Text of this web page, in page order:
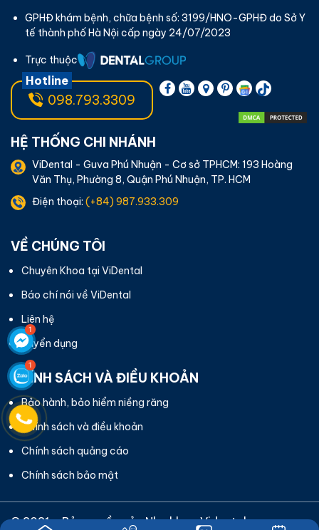
GPHĐ khám bệnh, chữa bệnh số: 3199/HNO-GPHĐ do Sở Y
tế thành phố Hà Nội cấp ngày 24/07/2023
Trực thuộc
Hotline
098.793.3309
HỆ THỐNG CHI NHÁNH
ViDental - Guva Phú Nhuận - Cơ sở TPHCM: 193 Hoàng
Văn Thụ, Phường 8, Quận Phú Nhuận, TP. HCM
Điện thoại: (+84) 987.933.309
VỀ CHÚNG TÔI
Chuyên Khoa tại ViDental
Báo chí nói về ViDental
Liên hệ
Tuyển dụng
CHÍNH SÁCH VÀ ĐIỀU KHOẢN
Bảo hành, bảo hiểm niềng răng
Chính sách và điều khoản
Chính sách quảng cáo
Chính sách bảo mật
© 2021 - Bản quyền củaNha khoa Vidental